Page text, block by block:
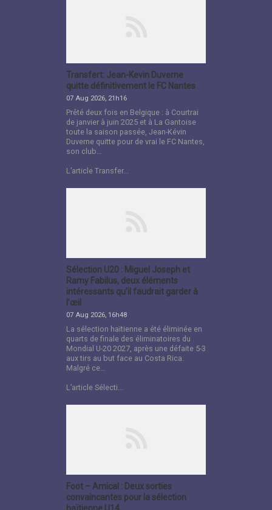
Transfert: Jean-Kevin Duverne
quitte définitivement le FC Nantes
07 Aug 2026, 21h16
Prêté deux fois en Belgique : à Courtrai
de janvier à juin 2025 et à La Gantoise
toute la saison passée, Jean-Kévin
Duverne quitte pour de vrai le FC Nantes,
son club…
L’article Transfer...
Sélection U20 : Miguel Joseph et
Ramy Fabilus, deux éléments
intéressants qu’il faudrait garder à
l’œil
07 Aug 2026, 16h48
La sélection haïtienne a été éliminée en
quarts de finale des éliminatoires du
Mondial U-20 2027, après une défaite 5-3
aux tirs au but face au Costa Rica.
Malgré ce…
L’article Sélecti...
Foot – Amical : Deux sorties
convaincantes pour la sélection